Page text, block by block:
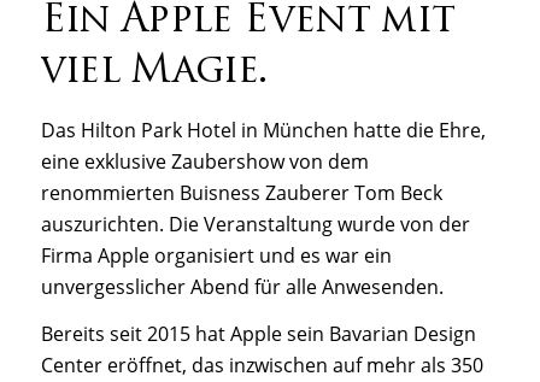
Ein Apple Event mit
viel Magie.
Das Hilton Park Hotel in München hatte die Ehre,
eine exklusive Zaubershow von dem
renommierten Buisness Zauberer Tom Beck
auszurichten. Die Veranstaltung wurde von der
Firma Apple organisiert und es war ein
unvergesslicher Abend für alle Anwesenden.
Bereits seit 2015 hat Apple sein Bavarian Design
Center eröffnet, das inzwischen auf mehr als 350